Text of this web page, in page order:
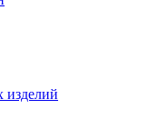
изделий